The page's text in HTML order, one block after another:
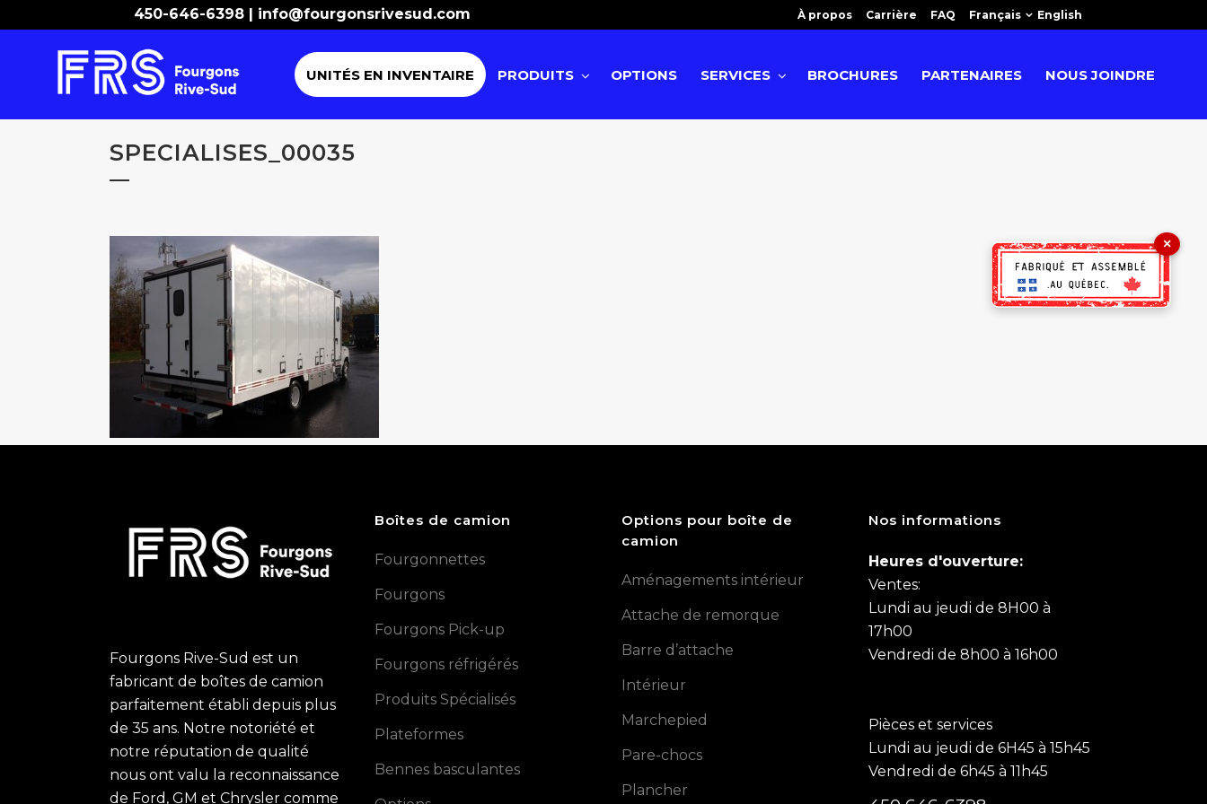
450-646-6398 | info@fourgonsrivesud.com À propos Carrière FAQ Français English
UNITÉS EN INVENTAIRE PRODUITS OPTIONS SERVICES BROCHURES PARTENAIRES NOUS JOINDRE
SPECIALISES_00035
Fourgons Rive-Sud est un
fabricant de boîtes de camion
parfaitement établi depuis plus
de 35 ans. Notre notoriété et
notre réputation de qualité
nous ont valu la reconnaissance
de Ford, GM et Chrysler comme
Boîtes de camion
Fourgonnettes
Fourgons
Fourgons Pick-up
Fourgons réfrigérés
Produits Spécialisés
Plateformes
Bennes basculantes
Options pour boîte de
camion
Aménagements intérieur
Attache de remorque
Barre d’attache
Intérieur
Marchepied
Pare-chocs
Plancher
Nos informations
Heures d'ouverture:
Ventes:
Lundi au jeudi de 8H00 à
17h00
Vendredi de 8h00 à 16h00
Pièces et services
Lundi au jeudi de 6H45 à 15h45
Vendredi de 6h45 à 11h45
×